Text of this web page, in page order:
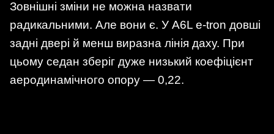
Зовнішні зміни не можна назвати
радикальними. Але вони є. У A6L e-tron довші
задні двері й менш виразна лінія даху. При
цьому седан зберіг дуже низький коефіцієнт
аеродинамічного опору — 0,22.